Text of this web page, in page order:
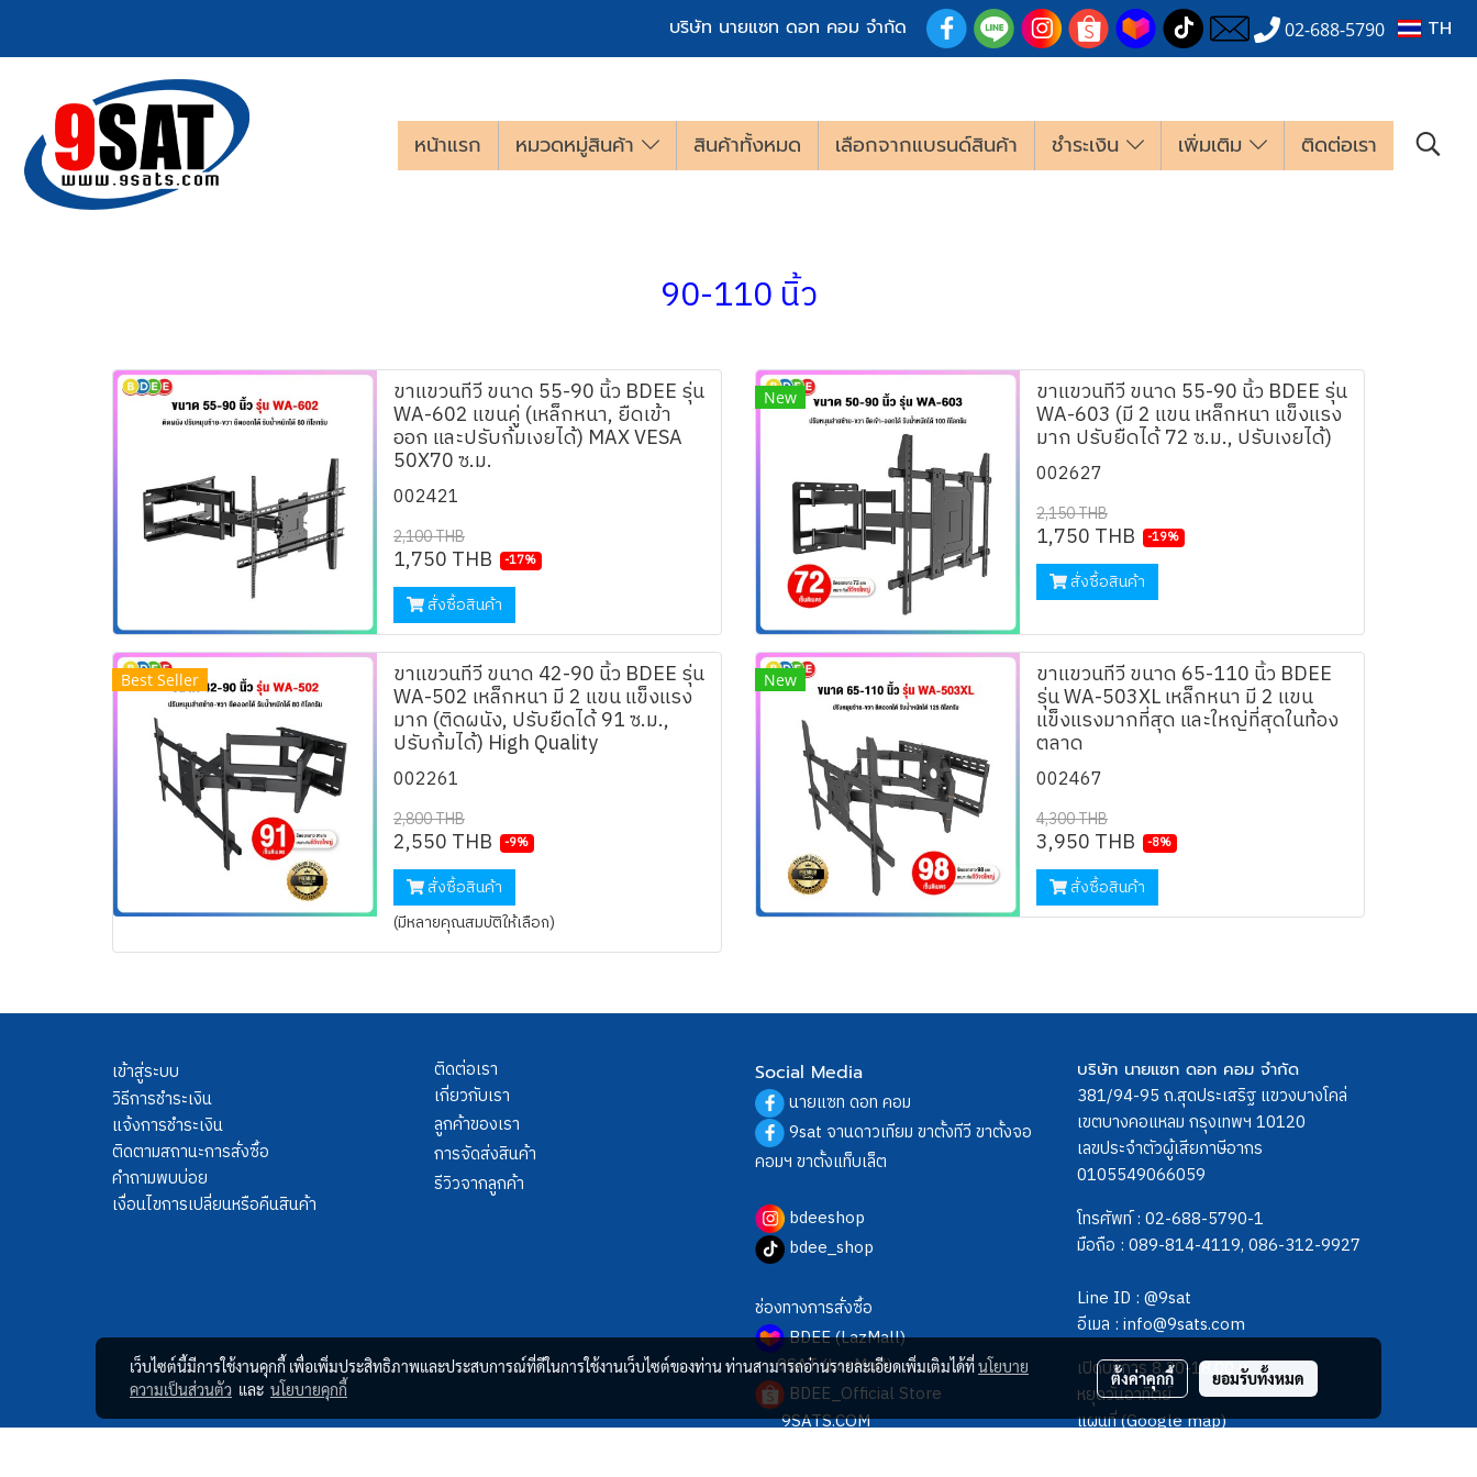
บริษัท นายแซท ดอท คอม จำกัด 02-688-5790 TH
หน้าแรก หมวดหมู่สินค้า สินค้าทั้งหมด เลือกจากแบรนด์สินค้า ชำระเงิน เพิ่มเติม ติดต่อเรา
90-110 นิ้ว
ขาแขวนทีวี ขนาด 55-90 นิ้ว BDEE รุ่น
WA-602 แขนคู่ (เหล็กหนา, ยืดเข้า
ออก และปรับก้มเงยได้) MAX VESA
50X70 ซ.ม.
002421
2,100 THB
1,750 THB -17%
สั่งซื้อสินค้า
New ขาแขวนทีวี ขนาด 55-90 นิ้ว BDEE รุ่น
WA-603 (มี 2 แขน เหล็กหนา แข็งแรง
มาก ปรับยืดได้ 72 ซ.ม., ปรับเงยได้)
002627
2,150 THB
1,750 THB -19%
สั่งซื้อสินค้า
Best Seller ขาแขวนทีวี ขนาด 42-90 นิ้ว BDEE รุ่น
WA-502 เหล็กหนา มี 2 แขน แข็งแรง
มาก (ติดผนัง, ปรับยืดได้ 91 ซ.ม.,
ปรับก้มได้) High Quality
002261
2,800 THB
2,550 THB -9%
สั่งซื้อสินค้า
(มีหลายคุณสมบัติให้เลือก)
New ขาแขวนทีวี ขนาด 65-110 นิ้ว BDEE
รุ่น WA-503XL เหล็กหนา มี 2 แขน
แข็งแรงมากที่สุด และใหญ่ที่สุดในท้อง
ตลาด
002467
4,300 THB
3,950 THB -8%
สั่งซื้อสินค้า
เข้าสู่ระบบ
วิธีการชำระเงิน
แจ้งการชำระเงิน
ติดตามสถานะการสั่งซื้อ
คำถามพบบ่อย
เงื่อนไขการเปลี่ยนหรือคืนสินค้า
ติดต่อเรา
เกี่ยวกับเรา
ลูกค้าของเรา
การจัดส่งสินค้า
รีวิวจากลูกค้า
Social Media
นายแซท ดอท คอม
9sat จานดาวเทียม ขาตั้งทีวี ขาตั้งจอ
คอมฯ ขาตั้งแท็บเล็ต
bdeeshop
bdee_shop
ช่องทางการสั่งซื้อ
BDEE (LazMall)
9SAT (LazMall)
BDEE_Official Store
9SATS.COM
บริษัท นายแซท ดอท คอม จำกัด
381/94-95 ถ.สุดประเสริฐ แขวงบางโคล่
เขตบางคอแหลม กรุงเทพฯ 10120
เลขประจำตัวผู้เสียภาษีอากร
0105549066059
โทรศัพท์ : 02-688-5790-1
มือถือ : 089-814-4119, 086-312-9927
Line ID : @9sat
อีเมล : info@9sats.com
เปิดบริการ 8.30-18.00 น.
หยุดวันอาทิตย์
แผนที่ (Google map)
เว็บไซต์นี้มีการใช้งานคุกกี้ เพื่อเพิ่มประสิทธิภาพและประสบการณ์ที่ดีในการใช้งานเว็บไซต์ของท่าน ท่านสามารถอ่านรายละเอียดเพิ่มเติมได้ที่นโยบาย
ความเป็นส่วนตัว และ นโยบายคุกกี้
ตั้งค่าคุกกี้ ยอมรับทั้งหมด